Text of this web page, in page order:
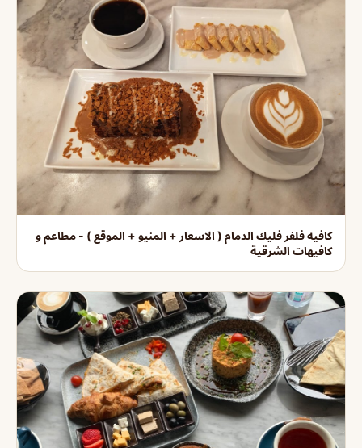
كافيه فلفر فليك الدمام ( الاسعار + المنيو + الموقع ) - مطاعم و
كافيهات الشرقية